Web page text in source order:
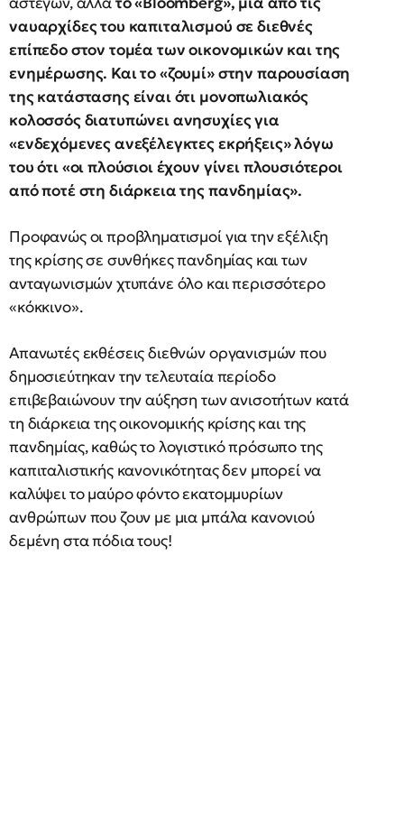
ναυαρχίδες του καπιταλισμού σε διεθνές
επίπεδο στον τομέα των οικονομικών και της
ενημέρωσης. Και το «ζουμί» στην παρουσίαση
της κατάστασης είναι ότι μονοπωλιακός
κολοσσός διατυπώνει ανησυχίες για
«ενδεχόμενες ανεξέλεγκτες εκρήξεις» λόγω
του ότι «οι πλούσιοι έχουν γίνει πλουσιότεροι
από ποτέ στη διάρκεια της πανδημίας».
Προφανώς οι προβληματισμοί για την εξέλιξη
της κρίσης σε συνθήκες πανδημίας και των
ανταγωνισμών χτυπάνε όλο και περισσότερο
«κόκκινο».
Απανωτές εκθέσεις διεθνών οργανισμών που
δημοσιεύτηκαν την τελευταία περίοδο
επιβεβαιώνουν την αύξηση των ανισοτήτων κατά
τη διάρκεια της οικονομικής κρίσης και της
πανδημίας, καθώς το λογιστικό πρόσωπο της
καπιταλιστικής κανονικότητας δεν μπορεί να
καλύψει το μαύρο φόντο εκατομμυρίων
ανθρώπων που ζουν με μια μπάλα κανονιού
δεμένη στα πόδια τους!